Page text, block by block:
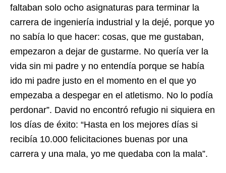
faltaban solo ocho asignaturas para terminar la
carrera de ingeniería industrial y la dejé, porque yo
no sabía lo que hacer: cosas, que me gustaban,
empezaron a dejar de gustarme. No quería ver la
vida sin mi padre y no entendía porque se había
ido mi padre justo en el momento en el que yo
empezaba a despegar en el atletismo. No lo podía
perdonar”. David no encontró refugio ni siquiera en
los días de éxito: “Hasta en los mejores días si
recibía 10.000 felicitaciones buenas por una
carrera y una mala, yo me quedaba con la mala”.